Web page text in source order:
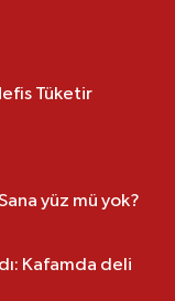
Tüketir
yüz mü yok?
Kafamda deli